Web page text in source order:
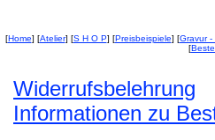
[Home] [Atelier] [S H O P] [Preisbeispiele] [Gravur -
[
Widerrufsbelehrung
Informationen zu